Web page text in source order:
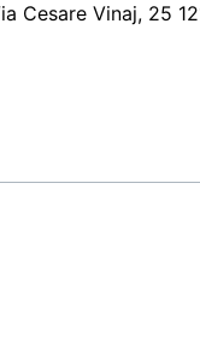
Cesare Vinaj, 25